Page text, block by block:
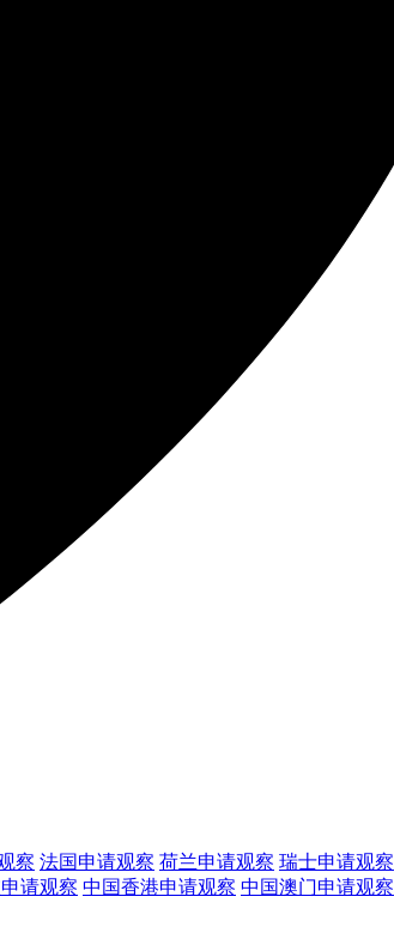
察 法国申请观察 荷兰申请观察 瑞士申请观察
申请观察 中国香港申请观察 中国澳门申请观察